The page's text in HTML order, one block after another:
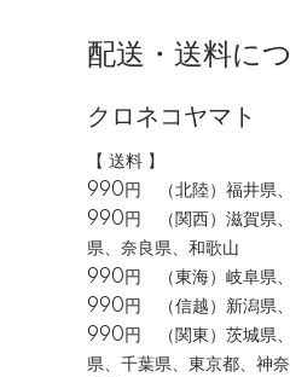
配送・送料に
クロネコヤマト
【 送料 】
990円 （北陸）福井県
990円 （関西）滋賀県
県、奈良県、和歌山
990円 （東海）岐阜県
990円 （信越）新潟県
990円 （関東）茨城県、
県、千葉県、東京都、神